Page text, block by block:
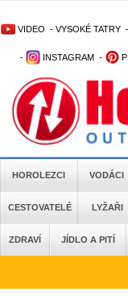
VIDEO - VYSOKÉ TATRY -
- INSTAGRAM -
HOROLEZCI VODÁCI
CESTOVATELÉ LYŽAŘI
ZDRAVÍ JÍDLO A PITÍ